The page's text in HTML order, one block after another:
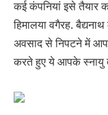
कई कंपनियां इसे तैयार
हिमालया वगैरह.
अवसाद से निपटने में
करते हुए ये आपके स्नायु